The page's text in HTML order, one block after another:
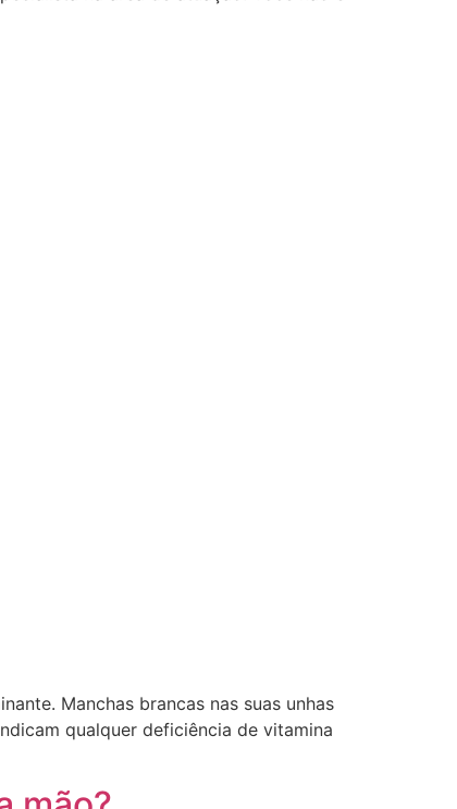
Manchas brancas nas suas unhas
qualquer deficiência de vitamina